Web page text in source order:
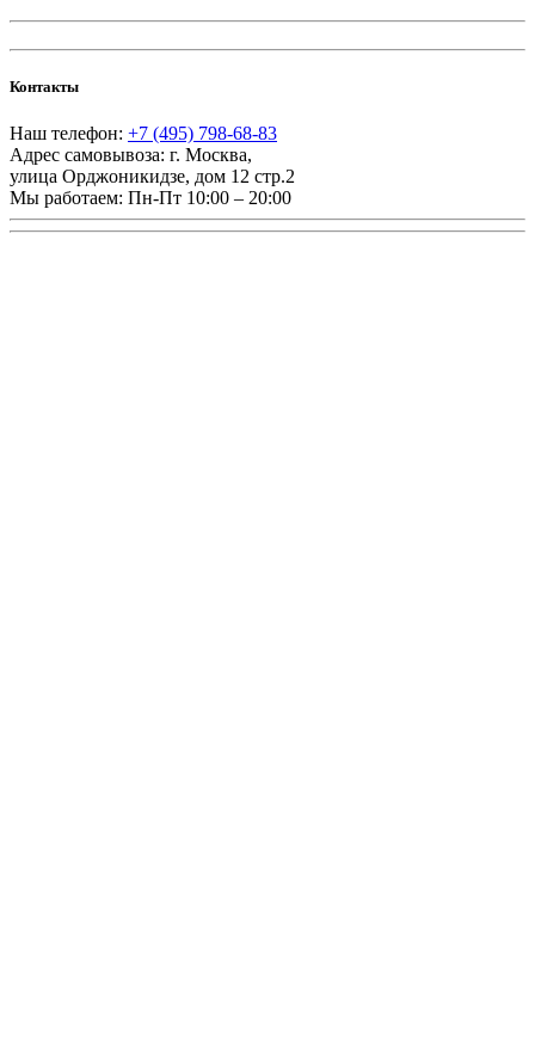
Контакты
Наш телефон: +7 (495) 798-68-83
Адрес самовывоза: г. Москва,
улица Орджоникидзе, дом 12 стр.2
Мы работаем: Пн-Пт 10:00 – 20:00